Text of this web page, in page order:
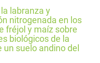
labranza y
nitrogenada en los
fréjol y maíz sobre
biológicos de la
un suelo andino del